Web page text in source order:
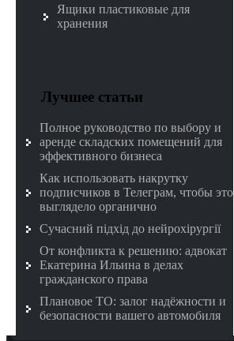
Ящики пластиковые для
хранения
Лучшее статьи
Полное руководство по выбору и
аренде складских помещений для
эффективного бизнеса
Как использовать накрутку
подписчиков в Телеграм, чтобы это
выглядело органично
Сучасний підхід до нейрохірургії
От конфликта к решению: адвокат
Екатерина Ильина в делах
гражданского права
Плановое ТО: залог надёжности и
безопасности вашего автомобиля